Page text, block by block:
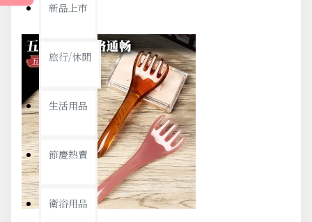
新品上市
旅行/休閒
生活用品
節慶熱賣
衛浴用品